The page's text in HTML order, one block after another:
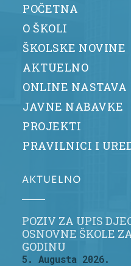
POČETNA
O ŠKOLI
ŠKOLSKE NOVINE
AKTUELNO
ONLINE NASTAVA
JAVNE NABAVKE
PROJEKTI
PRAVILNICI I
AKTUELNO
POZIV ZA UPIS
OSNOVNE ŠKOLE
GODINU
5. Augusta 2026.